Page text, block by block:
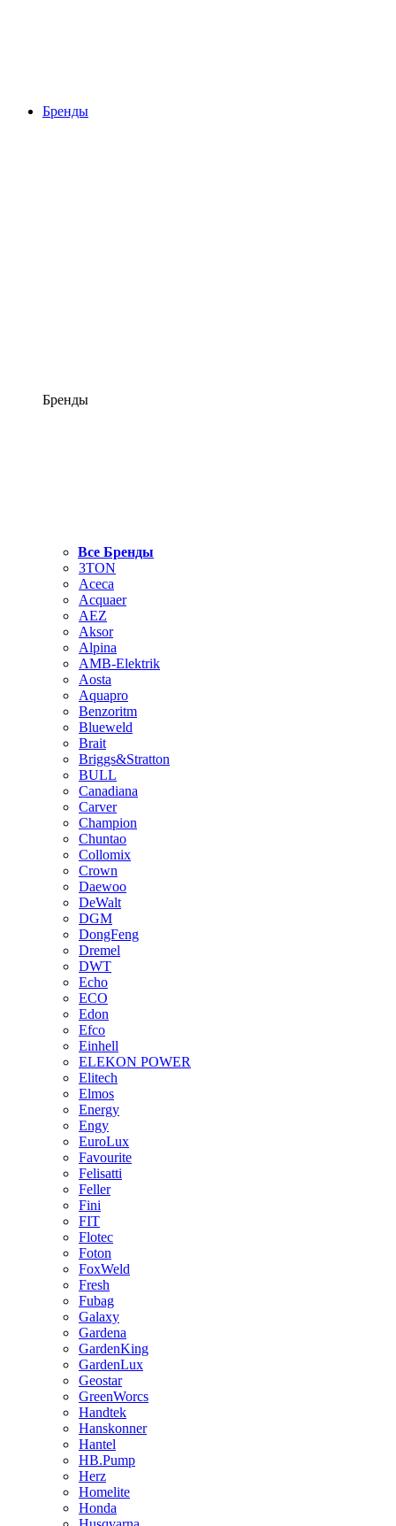
Бренды
Бренды
Все Бренды
3TON
Aceca
Acquaer
AEZ
Aksor
Alpina
AMB-Elektrik
Aosta
Aquapro
Benzoritm
Blueweld
Brait
Briggs&Stratton
BULL
Canadiana
Carver
Champion
Chuntao
Collomix
Crown
Daewoo
DeWalt
DGM
DongFeng
Dremel
DWT
Echo
ECO
Edon
Efco
Einhell
ELEKON POWER
Elitech
Elmos
Energy
Engy
EuroLux
Favourite
Felisatti
Feller
Fini
FIT
Flotec
Foton
FoxWeld
Fresh
Fubag
Galaxy
Gardena
GardenKing
GardenLux
Geostar
GreenWorcs
Handtek
Hanskonner
Hantel
HB.Pump
Herz
Homelite
Honda